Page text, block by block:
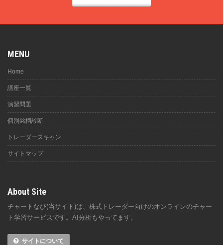
MENU
Home
講座一覧
演習問題
個別銘柄診断
トレーダースキャン
サイトマップ
About Site
チャートなび(当サイト)は、株式トレーダー向けのオンラインのチャー
ト学習サービスです。AI分析もやってます。
サイトについて